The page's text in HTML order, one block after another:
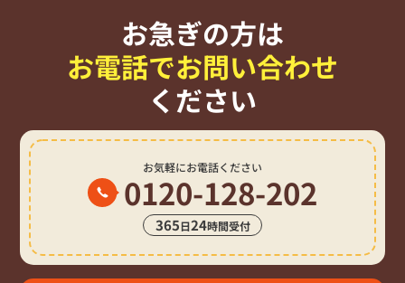
お急ぎの方は
お電話でお問い合わせ
ください
お気軽にお電話ください
0120-128-202
365日24時間受付